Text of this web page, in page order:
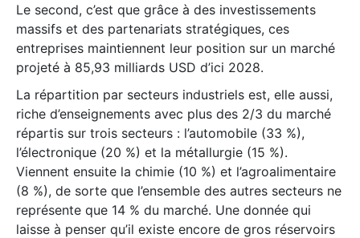
Le second, c’est que grâce à des investissements
massifs et des partenariats stratégiques, ces
entreprises maintiennent leur position sur un marché
projeté à 85,93 milliards USD d’ici 2028.
La répartition par secteurs industriels est, elle aussi,
riche d’enseignements avec plus des 2/3 du marché
répartis sur trois secteurs : l’automobile (33 %),
l’électronique (20 %) et la métallurgie (15 %).
Viennent ensuite la chimie (10 %) et l’agroalimentaire
(8 %), de sorte que l’ensemble des autres secteurs ne
représente que 14 % du marché. Une donnée qui
laisse à penser qu’il existe encore de gros réservoirs